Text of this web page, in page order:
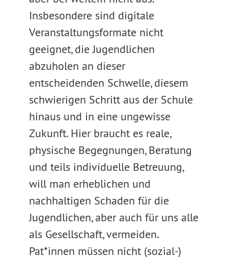
Insbesondere sind digitale
Veranstaltungsformate nicht
geeignet, die Jugendlichen
abzuholen an dieser
entscheidenden Schwelle, diesem
schwierigen Schritt aus der Schule
hinaus und in eine ungewisse
Zukunft. Hier braucht es reale,
physische Begegnungen, Beratung
und teils individuelle Betreuung,
will man erheblichen und
nachhaltigen Schaden für die
Jugendlichen, aber auch für uns alle
als Gesellschaft, vermeiden.
Pat*innen müssen nicht (sozial-)